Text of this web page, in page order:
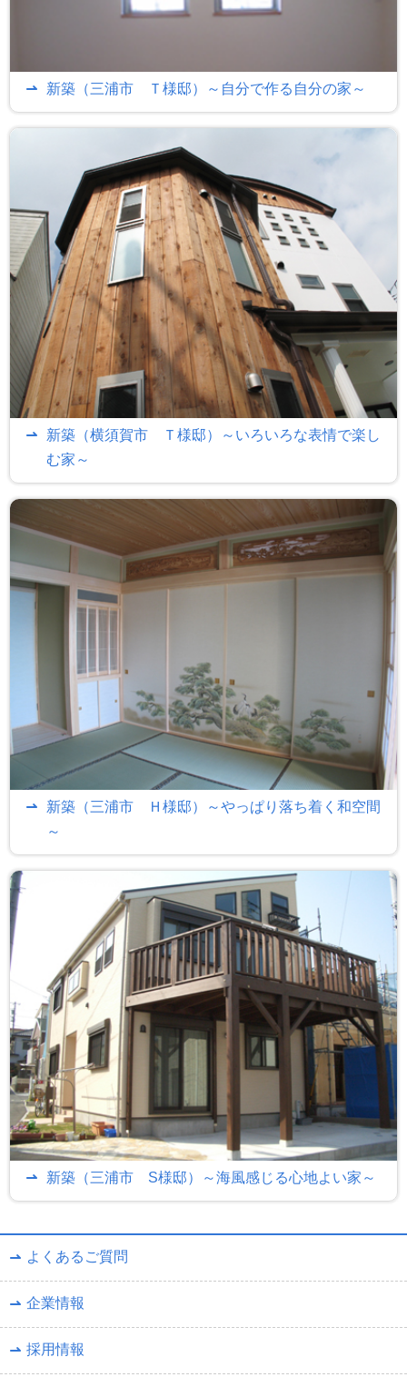
新築（三浦市 Ｔ様邸）～自分で作る自分の家～
新築（横須賀市 Ｔ様邸）～いろいろな表情で楽し
む家～
新築（三浦市 Ｈ様邸）～やっぱり落ち着く和空間
～
新築（三浦市 S様邸）～海風感じる心地よい家～
よくあるご質問
企業情報
採用情報